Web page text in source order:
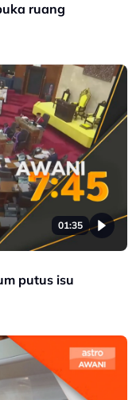
ruang
01:35
putus isu